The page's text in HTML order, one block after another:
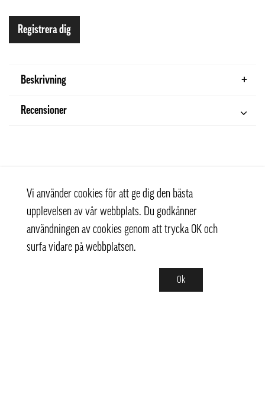
Registrera dig
Beskrivning
Recensioner
Vi använder cookies för att ge dig den bästa
upplevelsen av vår webbplats. Du godkänner
användningen av cookies genom att trycka OK och
surfa vidare på webbplatsen.
Ok